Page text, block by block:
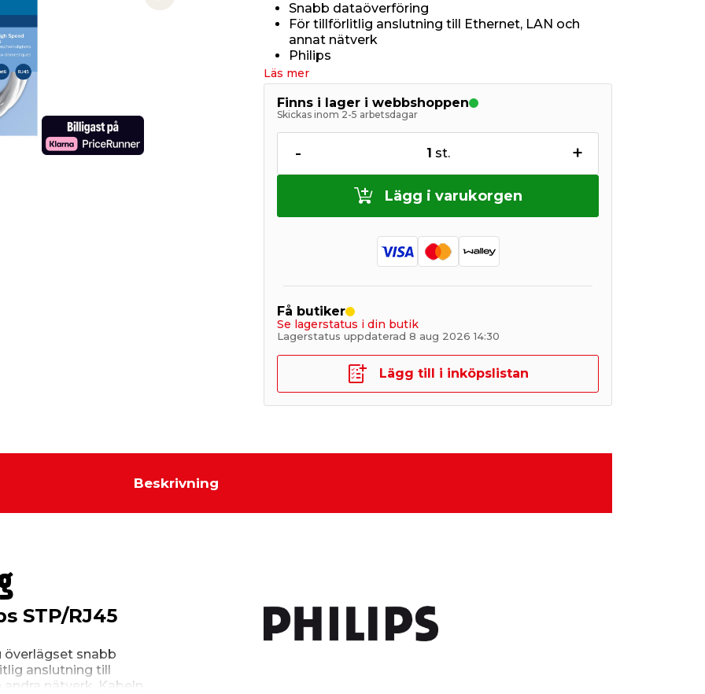
Next slide
Snabb dataöverföring
För tillförlitlig anslutning till Ethernet, LAN och
annat nätverk
Philips
Läs mer
Finns i lager i webbshoppen
Skickas inom 2-5 arbetsdagar
- 1 st. +
Lägg i varukorgen
Få butiker
Se lagerstatus i din butik
Lagerstatus uppdaterad 8 aug 2026 14:30
Lägg till i inköpslistan
Beskrivning
STP/RJ45
överlägset snabb
anslutning till
nätverk. Kabeln